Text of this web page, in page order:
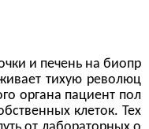
и печень на биопр
тихую революц
органа пациент пол
клеток. Тех